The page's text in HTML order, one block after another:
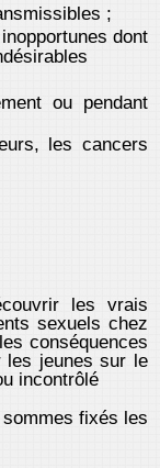
;
dont
ou pendant
les cancers
les vrais
sexuels chez
conséquences
les jeunes sur le
incontrôlé
fixés les